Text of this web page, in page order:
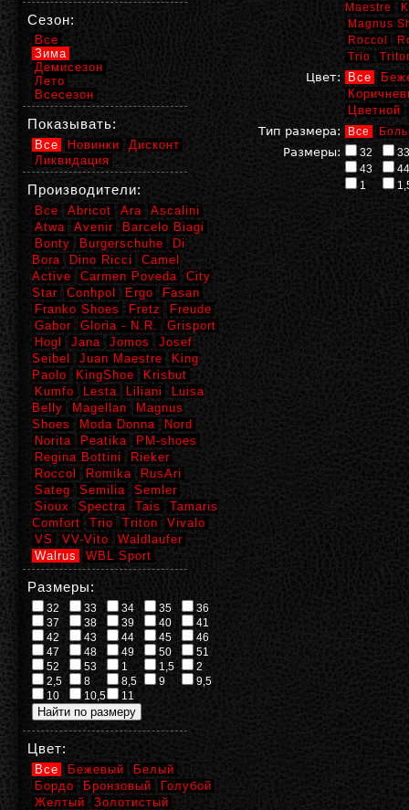
Maestre
Magnus
Roccol
Trio
Цвет: Все
Цветной
Тип размера:
Все
Размеры: 32
33
43
44
1
Сезон:
Все
Зима
Демисезон
Лето
Всесезон
Показывать:
Все Новинки
Дисконт
Ликвидация
Производители:
Все Abricot Ara
Ascalini
Atwa
Avenir
Barcelo Biagi
Bonty
Burgerschuhe
Di
Bora
Dino Ricci
Camel
Active
Carmen Poveda
City
Star
Conhpol Ergo
Fasan
Franko Shoes
Fretz
Freude
Gabor
Gloria - N.R.
Grisport
Hogl
Jana Jomos
Josef
Seibel
Juan Maestre
King
Paolo
KingShoe
Krisbut
Kumfo
Lesta Liliani
Luisa
Belly
Magellan
Magnus
Shoes
Moda Donna
Nord
Norita
Peatika
PM-shoes
Regina Bottini
Rieker
Roccol
Romika
RusAri
Sateg
Semilia
Semler
Sioux
Spectra Tais
Tamaris
Comfort
Trio Triton
Vivalo
VS
VV-Vito
Waldlaufer
Walrus
WBL Sport
Размеры:
32 33 34 35
36
37
38 39 40
41
42
43 44 45
46
47
48 49 50
51
52
53 1 1,5
2
2,5
8 8,5 9
9,5
10
10,5 11
Цвет:
Все Бежевый
Белый
Бордо
Бронзовый
Голубой
Желтый
Золотистый